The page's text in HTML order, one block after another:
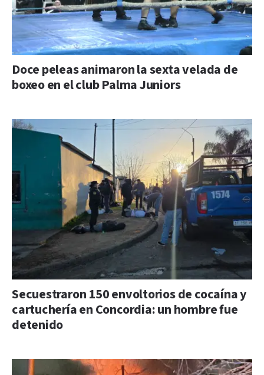
Doce peleas animaron la sexta velada de
boxeo en el club Palma Juniors
Secuestraron 150 envoltorios de cocaína y
cartuchería en Concordia: un hombre fue
detenido